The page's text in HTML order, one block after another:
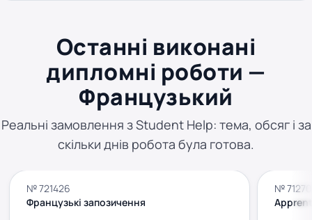
Останні виконані
дипломні роботи —
Французький
Реальні замовлення з Student Help: тема, обсяг і за
скільки днів робота була готова.
№ 721426
Французькі запозичення
№